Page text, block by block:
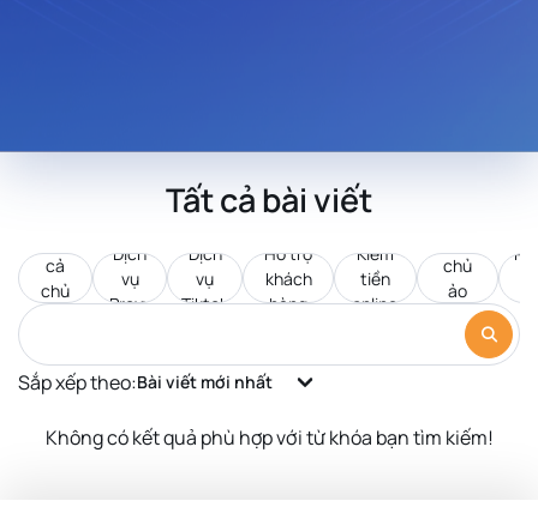
Tất cả bài viết
cả
chủ
Dịch
vụ
Proxy
Dịch
vụ
Tiktok
Hỗ trợ
khách
hàng
Kiếm
tiền
online
chủ
ảo
VPS
Sắp xếp theo:Bài viết mới nhất
Không có kết quả phù hợp với từ khóa bạn tìm kiếm!